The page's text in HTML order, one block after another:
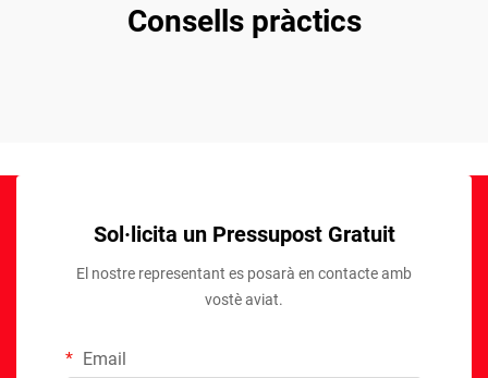
Consells pràctics
Sol·licita un Pressupost Gratuit
El nostre representant es posarà en contacte amb
vostè aviat.
Email